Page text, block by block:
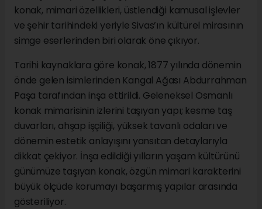
konak, mimari özellikleri, üstlendiği kamusal işlevler
ve şehir tarihindeki yeriyle Sivas’ın kültürel mirasının
simge eserlerinden biri olarak öne çıkıyor.
Tarihi kaynaklara göre konak, 1877 yılında dönemin
önde gelen isimlerinden Kangal Ağası Abdurrahman
Paşa tarafından inşa ettirildi. Geleneksel Osmanlı
konak mimarisinin izlerini taşıyan yapı; kesme taş
duvarları, ahşap işçiliği, yüksek tavanlı odaları ve
dönemin estetik anlayışını yansıtan detaylarıyla
dikkat çekiyor. İnşa edildiği yılların yaşam kültürünü
günümüze taşıyan konak, özgün mimari karakterini
büyük ölçüde korumayı başarmış yapılar arasında
gösteriliyor.